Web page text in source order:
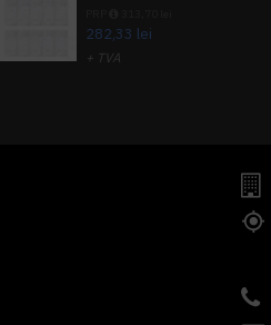
282,33 lei
+ TVA